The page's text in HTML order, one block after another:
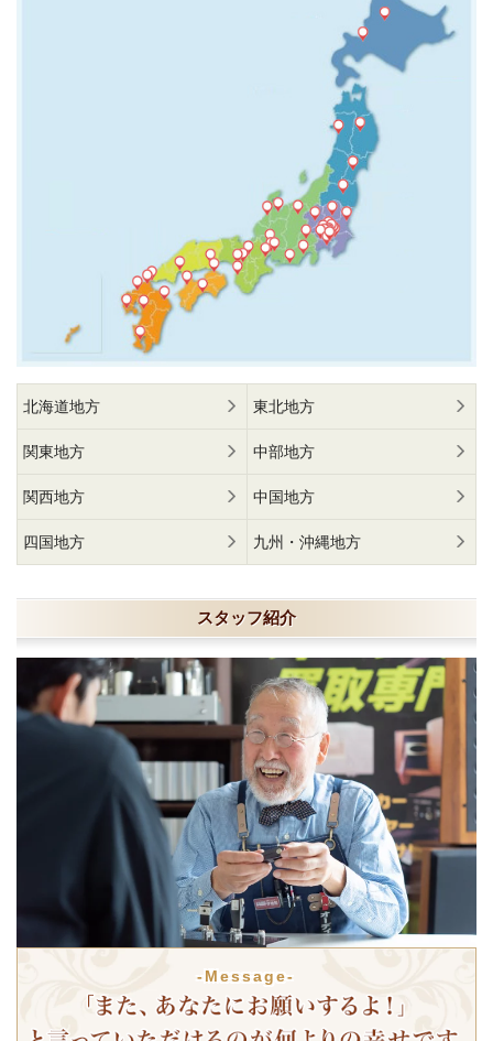
北海道地方 東北地方
関東地方 中部地方
関西地方 中国地方
四国地方 九州・沖縄地方
スタッフ紹介
-Message-